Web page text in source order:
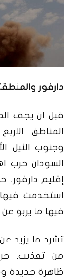
دارفور
قبل ان يجف
المناطق
وجنوب النيل
السودان حرب
إقليم دارفور.
استخدمت
فيها ما يربو عن
تشرد ما يزيد
من تعذيب.
ظاهرة جديدة